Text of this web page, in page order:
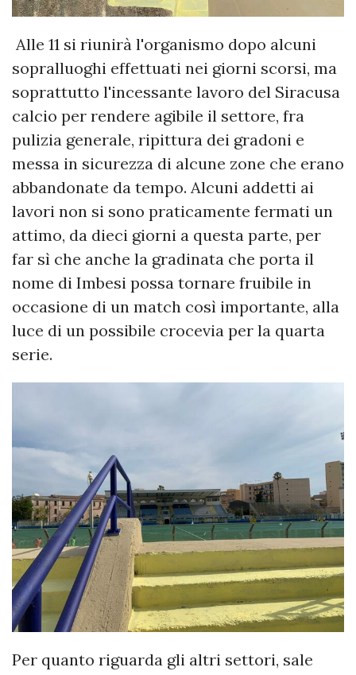
Alle 11 si riunirà l'organismo dopo alcuni
sopralluoghi effettuati nei giorni scorsi, ma
soprattutto l'incessante lavoro del Siracusa
calcio per rendere agibile il settore, fra
pulizia generale, ripittura dei gradoni e
messa in sicurezza di alcune zone che erano
abbandonate da tempo. Alcuni addetti ai
lavori non si sono praticamente fermati un
attimo, da dieci giorni a questa parte, per
far sì che anche la gradinata che porta il
nome di Imbesi possa tornare fruibile in
occasione di un match così importante, alla
luce di un possibile crocevia per la quarta
serie.
Per quanto riguarda gli altri settori, sale